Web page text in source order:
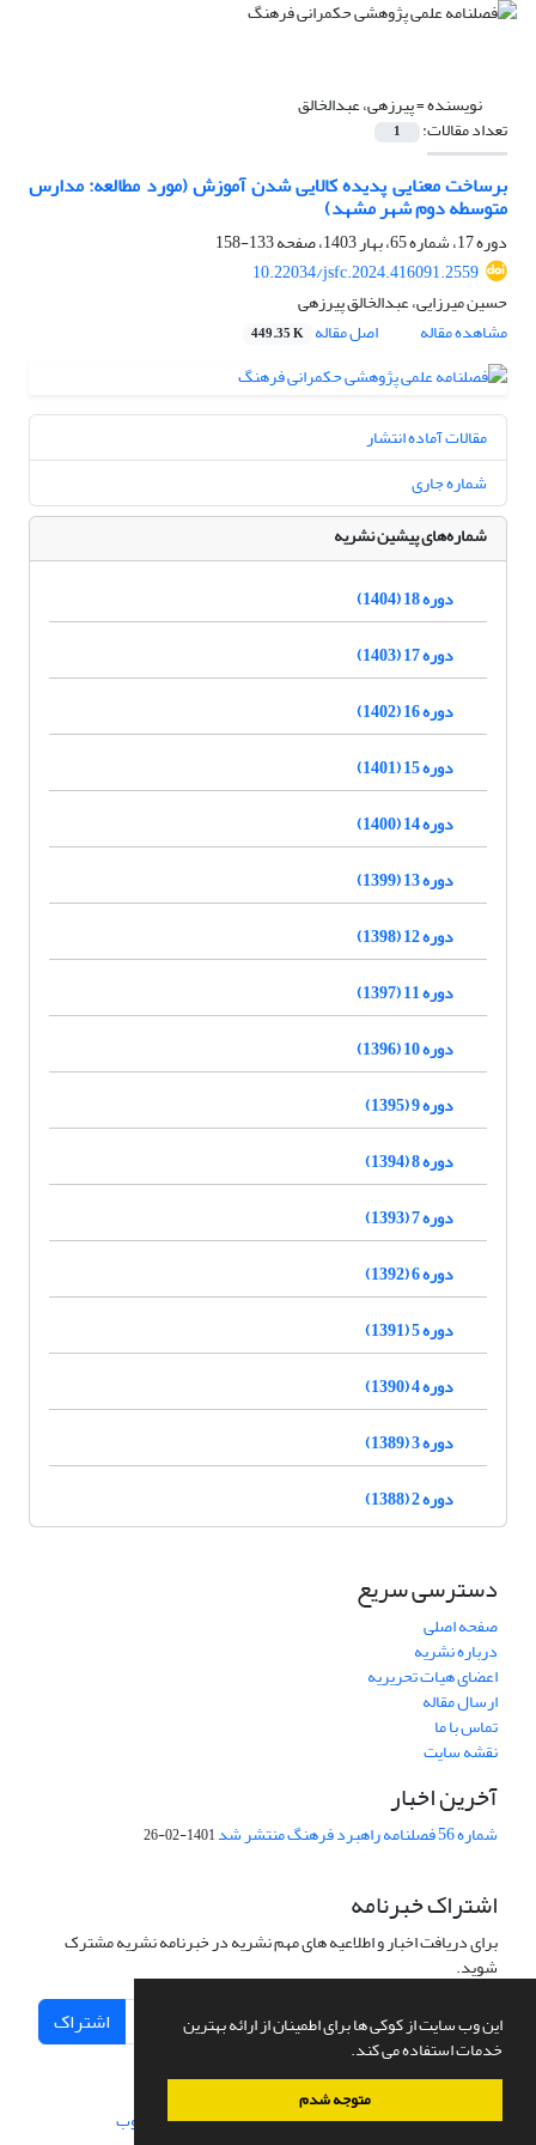
این وب سایت از کوکی ها برای اطمینان از ارائه بهترین
خدمات استفاده می کند.
متوجه شدم
نویسنده =پیرزهی، عبدالخالق
تعداد مقالات: 1
برساخت معنایی پدیده کالایی شدن آموزش (مورد مطالعه: مدارس
متوسطه دوم شهر مشهد)
دوره 17، شماره 65، بهار 1403، صفحه
133-158
10.22034/jsfc.2024.416091.2559
حسین میرزایی، عبدالخالق پیرزهی
مشاهده مقاله
اصل مقاله 449.35 K
مقالات آماده انتشار
شماره جاری
شماره‌های پیشین نشریه
دوره 18 (1404)
دوره 17 (1403)
دوره 16 (1402)
دوره 15 (1401)
دوره 14 (1400)
دوره 13 (1399)
دوره 12 (1398)
دوره 11 (1397)
دوره 10 (1396)
دوره 9 (1395)
دوره 8 (1394)
دوره 7 (1393)
دوره 6 (1392)
دوره 5 (1391)
دوره 4 (1390)
دوره 3 (1389)
دوره 2 (1388)
دسترسی سریع
صفحه اصلی
درباره نشریه
اعضای هیات تحریریه
ارسال مقاله
تماس با ما
نقشه سایت
آخرین اخبار
شماره 56 فصلنامه راهبرد فرهنگ منتشر شد 1401-02-26
اشتراک خبرنامه
برای دریافت اخبار و اطلاعیه های مهم نشریه در خبرنامه نشریه مشترک
شوید.
اشتراک
سامانه مدیریت نشریات علمی.طراحی و پیاده سازی از سیناوب